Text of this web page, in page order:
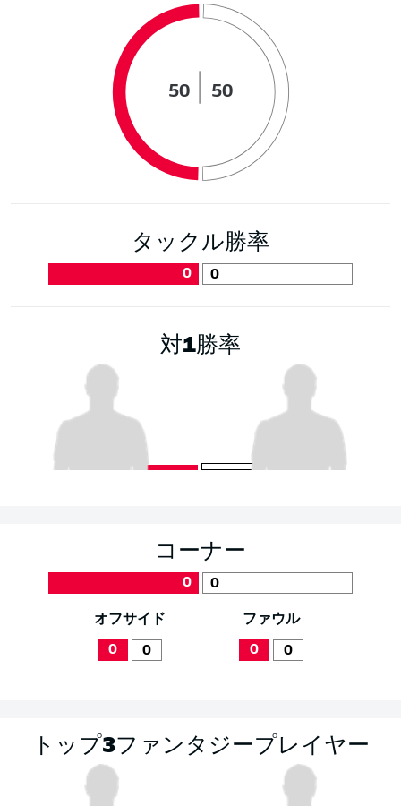
50 50
タックル勝率
0 0
対1勝率
コーナー
0 0
オフサイド
0 0
ファウル
0 0
トップ3ファンタジープレイヤー